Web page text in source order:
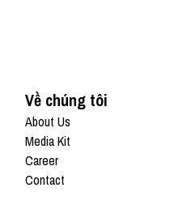
Về chúng tôi
About Us
Media Kit
Career
Contact